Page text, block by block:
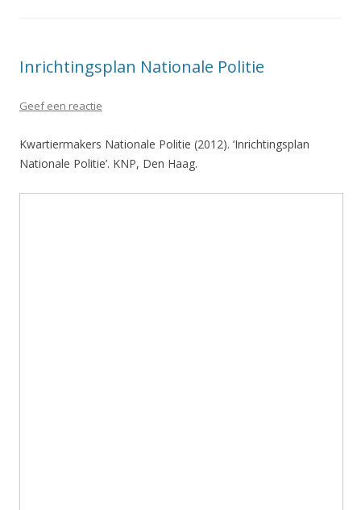
Inrichtingsplan Nationale Politie
Geef een reactie
Kwartiermakers Nationale Politie (2012). ‘Inrichtingsplan
Nationale Politie’. KNP, Den Haag.